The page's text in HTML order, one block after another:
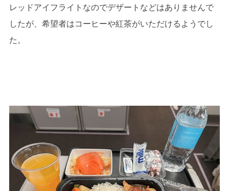
レッドアイフライトなのでデザートなどはありませんで
したが、希望者はコーヒーや紅茶がいただけるようでし
た。